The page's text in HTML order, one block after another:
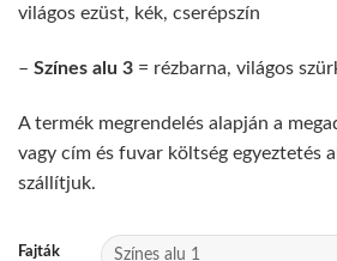
világos ezüst, kék, cserépszín
– Színes alu 3 = rézbarna, világos
A termék megrendelés alapján a
vagy cím és fuvar költség egyeztetés
szállítjuk.
Fajták